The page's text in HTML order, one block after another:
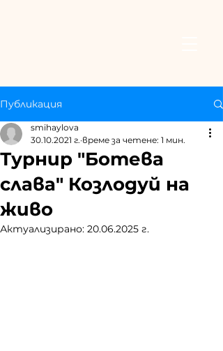
Публикация
Турнир "Ботева
слава" Козлодуй на
живо
smihaylova
30.10.2021 г. време за четене: 1 мин.
Актуализирано: 20.06.2025 г.